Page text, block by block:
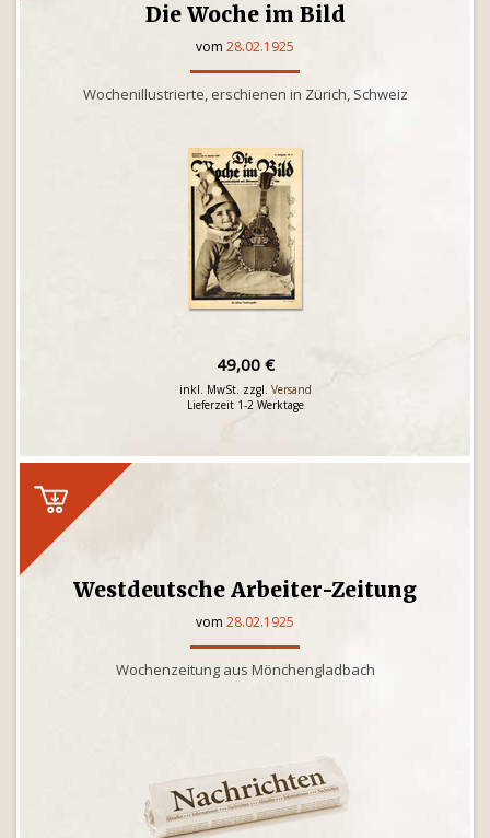
Die Woche im Bild
vom 28.02.1925
Wochenillustrierte, erschienen in Zürich, Schweiz
49,00 €
inkl. MwSt. zzgl. Versand
Lieferzeit 1-2 Werktage
Westdeutsche Arbeiter-Zeitung
vom 28.02.1925
Wochenzeitung aus Mönchengladbach